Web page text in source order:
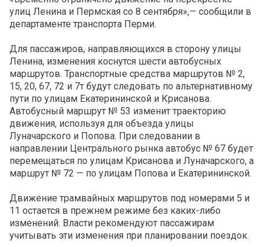
улиц Ленина и Пермская со 8 сентября»,— сообщили в
департаменте транспорта Перми.
Для пассажиров, направляющихся в сторону улицы
Ленина, изменения коснутся шести автобусных
маршрутов. Транспортные средства маршрутов № 2,
15, 20, 67, 72 и 7т будут следовать по альтернативному
пути по улицам Екатерининской и Крисанова.
Автобусный маршрут № 53 изменит траекторию
движения, используя для объезда улицы
Луначарского и Попова. При следовании в
направлении Центрального рынка автобус № 67 будет
перемещаться по улицам Крисанова и Луначарского, а
маршрут № 72 — по улицам Попова и Екатерининской.
Движение трамвайных маршрутов под номерами 5 и
11 остается в прежнем режиме без каких-либо
изменений. Власти рекомендуют пассажирам
учитывать эти изменения при планировании поездок.